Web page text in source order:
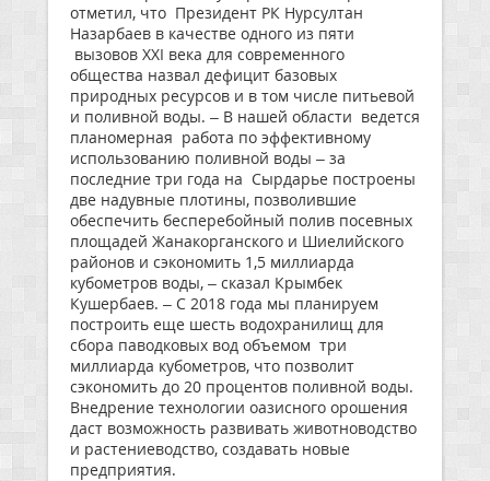
отметил, что Президент РК Нурсултан
Назарбаев в качестве одного из пяти
вызовов XXI века для современного
общества назвал дефицит базовых
природных ресурсов и в том числе питьевой
и поливной воды. – В нашей области ведется
планомерная работа по эффективному
использованию поливной воды – за
последние три года на Сырдарье построены
две надувные плотины, позволившие
обеспечить бесперебойный полив посевных
площадей Жанакорганского и Шиелийского
районов и сэкономить 1,5 миллиарда
кубометров воды, – сказал Крымбек
Кушербаев. – С 2018 года мы планируем
построить еще шесть водохранилищ для
сбора паводковых вод объемом три
миллиарда кубометров, что позволит
сэкономить до 20 процентов поливной воды.
Внедрение технологии оазисного орошения
даст возможность развивать животноводство
и растениеводство, создавать новые
предприятия.